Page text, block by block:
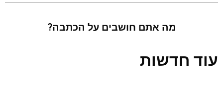
מה אתם חושבים על הכתבה?
עוד חדשות